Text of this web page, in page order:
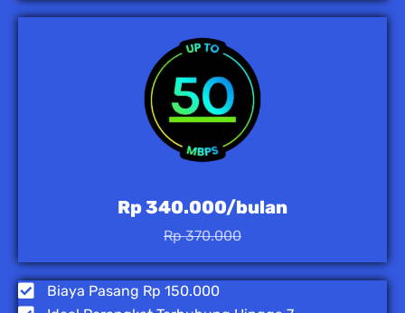
Rp 340.000/bulan
Rp 370.000
Biaya Pasang Rp 150.000